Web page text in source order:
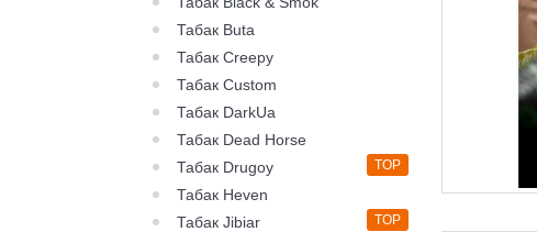
Табак Buta
Табак Creepy
Табак Custom
Табак DarkUa
Табак Dead Horse
Табак Drugoy
TOP
Табак Heven
Табак Jibiar
TOP